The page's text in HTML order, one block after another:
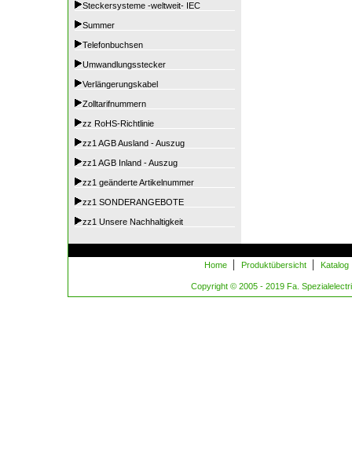
Steckersysteme -weltweit- IEC
Summer
Telefonbuchsen
Umwandlungsstecker
Verlängerungskabel
Zolltarifnummern
zz RoHS-Richtlinie
zz1 AGB Ausland - Auszug
zz1 AGB Inland - Auszug
zz1 geänderte Artikelnummer
zz1 SONDERANGEBOTE
zz1 Unsere Nachhaltigkeit
Home | Produktübersicht | Katalog
Copyright © 2005 - 2019 Fa.